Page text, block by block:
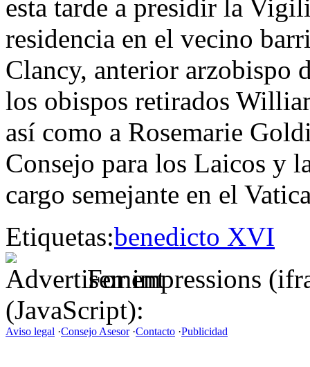
esta tarde a presidir la
residencia en el vecino
Clancy, anterior arzobispo
los obispos retirados
así como a Rosemarie
Consejo para los Laicos y
cargo semejante en el
Etiquetas:benedicto XVI
For impressions
(JavaScript):
Aviso legal ·Consejo Asesor·Contacto ·Publicidad